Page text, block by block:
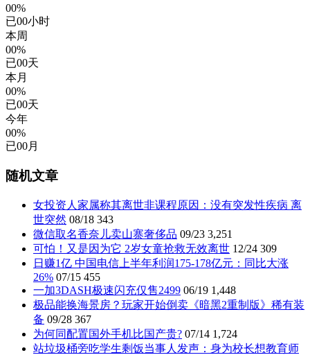
00%
已00小时
本周
00%
已00天
本月
00%
已00天
今年
00%
已00月
随机文章
女投资人家属称其离世非课程原因：没有突发性疾病 离
世突然 08/18 343
微信取名香奈儿卖山寨奢侈品 09/23 3,251
可怕！又是因为它 2岁女童抢救无效离世 12/24 309
日赚1亿 中国电信上半年利润175-178亿元：同比大涨
26% 07/15 455
一加3DASH极速闪充仅售2499 06/19 1,448
极品能换海景房？玩家开始倒卖《暗黑2重制版》稀有装
备 09/28 367
为何同配置国外手机比国产贵? 07/14 1,724
站垃圾桶旁吃学生剩饭当事人发声：身为校长想教育师